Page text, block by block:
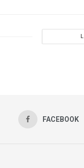
FACEBOOK